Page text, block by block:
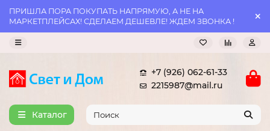
ПРИШЛА ПОРА ПОКУПАТЬ НАПРЯМУЮ, А НЕ НА
МАРКЕТПЛЕЙСАХ! СДЕЛАЕМ ДЕШЕВЛЕ! ЖДЕМ ЗВОНКА !
+7 (926) 062-61-33
2215987@mail.ru
Каталог